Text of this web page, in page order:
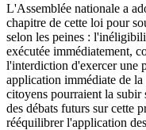
L'Assemblée nationale a
chapitre de cette loi pour
selon les peines :
exécutée immédiatement,
l'interdiction d'exercer une
application immédiate de
citoyens pourraient la subir
des débats futurs sur cette
rééquilibrer l'application